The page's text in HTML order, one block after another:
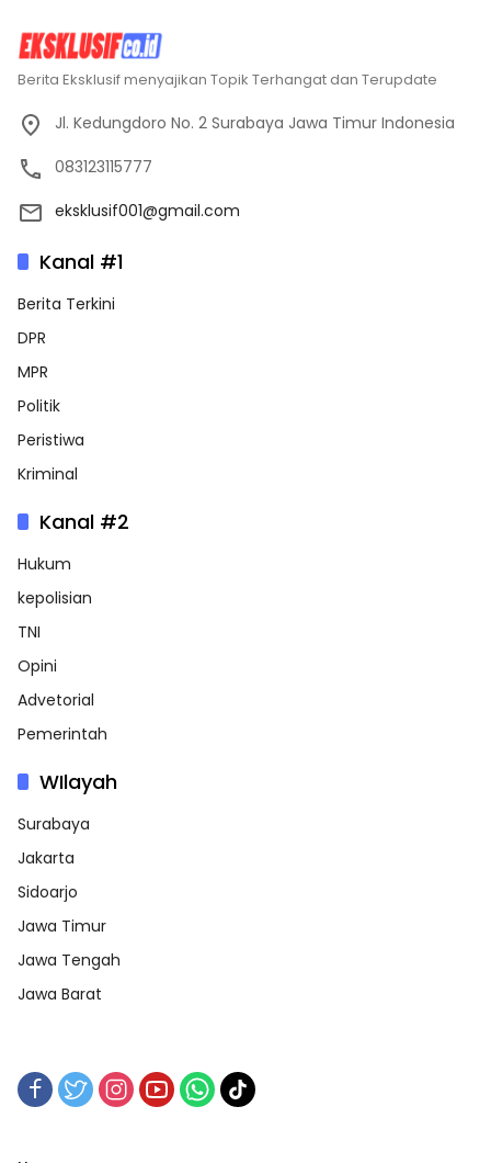
Berita Eksklusif menyajikan Topik Terhangat dan Terupdate
Jl. Kedungdoro No. 2 Surabaya Jawa Timur Indonesia
083123115777
eksklusif001@gmail.com
Kanal #1
Berita Terkini
DPR
MPR
Politik
Peristiwa
Kriminal
Kanal #2
Hukum
kepolisian
TNI
Opini
Advetorial
Pemerintah
WIlayah
Surabaya
Jakarta
Sidoarjo
Jawa Timur
Jawa Tengah
Jawa Barat